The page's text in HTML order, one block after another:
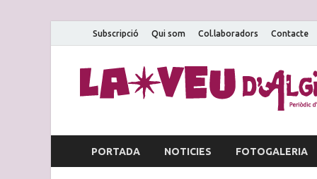
Subscripció Qui som Col.laboradors Contacte
PORTADA NOTICIES FOTOGALERIA